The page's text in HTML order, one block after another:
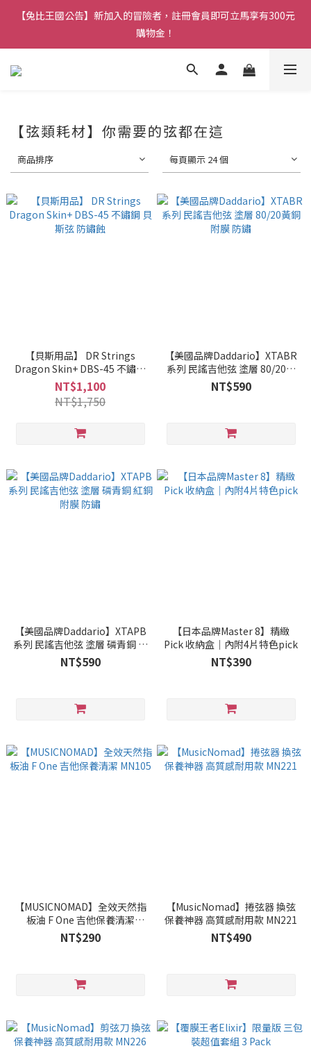
【兔比王國公告】新加入的冒險者，註冊會員即可立馬享有300元
購物金！
【兔比王國公告】新加入的冒險者，註冊會員即可立馬享有300元
購物金！
【兔比王國】正職夥伴招募中！詳情請洽官方LINE帳號
購物金！
【弦類耗材】你需要的弦都在這
商品排序 每頁顯示 24 個
【貝斯用品】 DR Strings
Dragon Skin+ DBS-45 不鏽鋼
貝斯弦 防鏽蝕
NT$1,100
NT$1,750
【美國品牌Daddario】XTABR
系列 民謠吉他弦 塗層 80/20黃
銅 附膜 防鏽
NT$590
【美國品牌Daddario】XTAPB
系列 民謠吉他弦 塗層 磷青銅 紅
銅 附膜 防鏽
NT$590
【日本品牌Master 8】精緻
Pick 收納盒｜內附4片特色pick
NT$390
【MUSICNOMAD】全效天然指
板油 F One 吉他保養清潔
MN105
NT$290
【MusicNomad】捲弦器 換弦
保養神器 高質感耐用款 MN221
NT$490